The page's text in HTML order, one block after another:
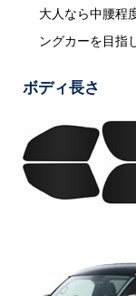
大人なら中腰程
ングカーを目指
ボディ長さ